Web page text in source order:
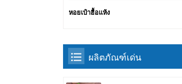
หอยเป๋าฮื้อแห้ง
ผลิตภัณฑ์เด่น